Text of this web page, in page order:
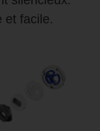
et facile.